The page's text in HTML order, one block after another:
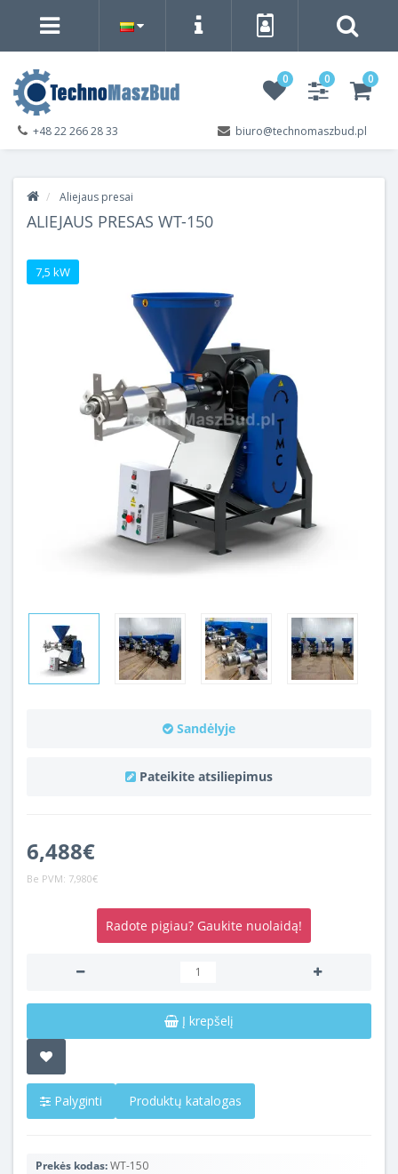
0 0 0
biuro@technomaszbud.pl
+48 22 266 28 33
Aliejaus presai
ALIEJAUS PRESAS WT-150
7,5 kW
Sandėlyje
Pateikite atsiliepimus
6,488€
Be PVM: 7,980€
Radote pigiau? Gaukite nuolaidą!
Į krepšelį
Palyginti Produktų katalogas
Prekės kodas:WT-150